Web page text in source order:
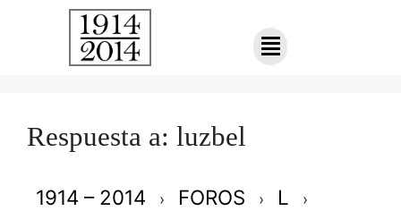
Respuesta a: luzbel
1914 – 2014 › FOROS › L ›